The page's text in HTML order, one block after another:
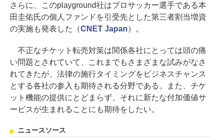
さらに、このplayground社はプロサッカー選手である本
田圭佑氏の個人ファンドを引受先とした第三者割当増資
の実施も発表した（CNET Japan）。
不正なチケット転売対策は関係各社にとっては頭の痛
い問題とされていて、これまでもさまざまな試みがなさ
れてきたが、法律の施行タイミングをビジネスチャンス
とする各社の参入も期待される分野である。また、チケ
ット機能の提供にとどまらず、それに新たな付加価値サ
ービスが生まれることにも期待をしたい。
ニュースソース